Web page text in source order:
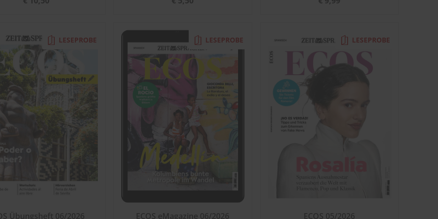
Übungsheft 06/2026
LESEPROBE
ECOS eMagazine 06/2026
LESEPROBE
ECOS 05/2026
LESEPROBE